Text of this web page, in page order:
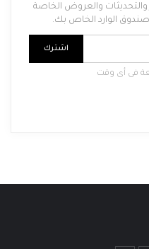
والتحديثات والعروض الخاصة
الوارد الخاص بك.
اشترك
فى أى وقت